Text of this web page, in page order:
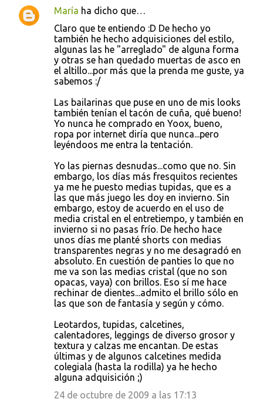
María ha dicho que…
Claro que te entiendo :D De hecho yo
también he hecho adquisiciones del estilo,
algunas las he "arreglado" de alguna forma
y otras se han quedado muertas de asco en
el altillo...por más que la prenda me guste, ya
sabemos :/
Las bailarinas que puse en uno de mis looks
también tenían el tacón de cuña, qué bueno!
Yo nunca he comprado en Yoox, bueno,
ropa por internet diría que nunca...pero
leyéndoos me entra la tentación.
Yo las piernas desnudas...como que no. Sin
embargo, los días más fresquitos recientes
ya me he puesto medias tupidas, que es a
las que más juego les doy en invierno. Sin
embargo, estoy de acuerdo en el uso de
media cristal en el entretiempo, y también en
invierno si no pasas frío. De hecho hace
unos días me planté shorts con medias
transparentes negras y no me desagradó en
absoluto. En cuestión de panties lo que no
me va son las medias cristal (que no son
opacas, vaya) con brillos. Eso sí me hace
rechinar de dientes...admito el brillo sólo en
las que son de fantasía y según y cómo.
Leotardos, tupidas, calcetines,
calentadores, leggings de diverso grosor y
textura y calzas me encantan. De estas
últimas y de algunos calcetines medida
colegiala (hasta la rodilla) ya he hecho
alguna adquisición ;)
24 de octubre de 2009 a las 17:13